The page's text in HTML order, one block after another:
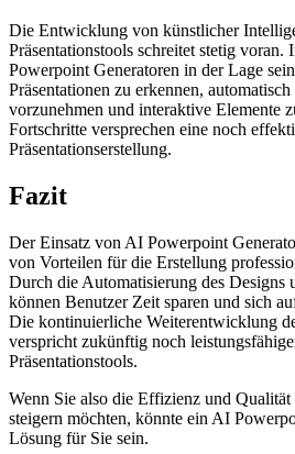
Die Entwicklung von künstlicher
Präsentationstools schreitet stetig
Powerpoint Generatoren in der Lage
Präsentationen zu erkennen,
vorzunehmen und interaktive Elemente
Fortschritte versprechen eine noch
Präsentationserstellung.
Fazit
Der Einsatz von AI Powerpoint
von Vorteilen für die Erstellung
Durch die Automatisierung des Designs
können Benutzer Zeit sparen und sich
Die kontinuierliche Weiterentwicklung
verspricht zukünftig noch
Präsentationstools.
Wenn Sie also die Effizienz und Qualität
steigern möchten, könnte ein AI
Lösung für Sie sein.